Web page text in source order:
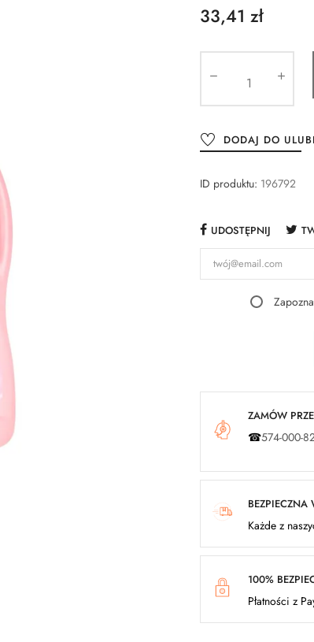
33,41 zł
DODAJ DO
ID produktu: 196792
UDOSTĘPNIJ
ZAMÓW
☎574-000-
BEZPIECZNA
Każde z
100%
Płatności z